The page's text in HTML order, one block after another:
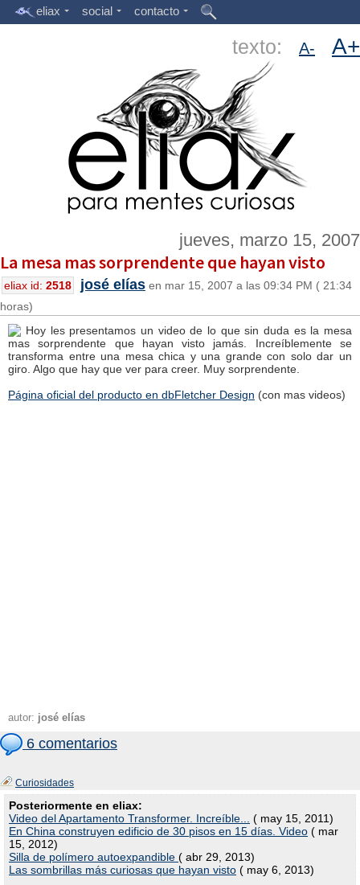
eliax social contacto
texto: A- A+
jueves, marzo 15, 2007
La mesa mas sorprendente que hayan visto
eliax id: 2518 josé elías en mar 15, 2007 a las 09:34 PM ( 21:34
horas)
Hoy les presentamos un video de lo que sin duda es la mesa
mas sorprendente que hayan visto jamás. Increíblemente se
transforma entre una mesa chica y una grande con solo dar un
giro. Algo que hay que ver para creer. Muy sorprendente.
Página oficial del producto en dbFletcher Design (con mas videos)
autor: josé elías
6 comentarios
Curiosidades
Posteriormente en eliax:
Video del Apartamento Transformer. Increíble...
( may 15, 2011)
En China construyen edificio de 30 pisos en 15 días. Video ( mar
15, 2012)
Silla de polímero autoexpandible ( abr 29, 2013)
Las sombrillas más curiosas que hayan visto ( may 6, 2013)